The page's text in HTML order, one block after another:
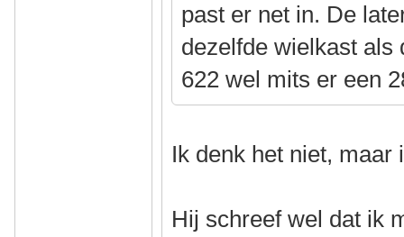
past er net in. De
dezelfde wielkast als
622 wel mits er een
Ik denk het niet, maar
Hij schreef wel dat ik